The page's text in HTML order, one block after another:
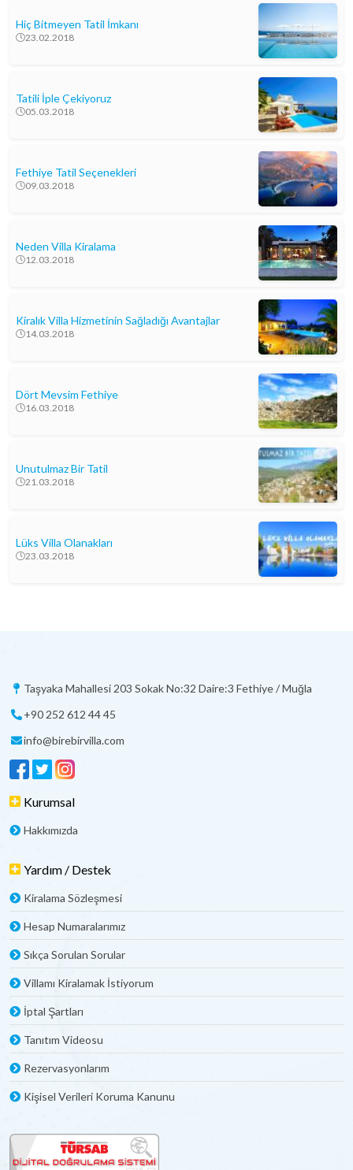
Hiç Bitmeyen Tatil İmkanı
23.02.2018
Tatili İple Çekiyoruz
05.03.2018
Fethiye Tatil Seçenekleri
09.03.2018
Neden Villa Kiralama
12.03.2018
Kiralık Villa Hizmetinin Sağladığı Avantajlar
14.03.2018
Dört Mevsim Fethiye
16.03.2018
Unutulmaz Bir Tatil
21.03.2018
Lüks Villa Olanakları
23.03.2018
Taşyaka Mahallesi 203 Sokak No:32 Daire:3 Fethiye / Muğla
+90 252 612 44 45
info@birebirvilla.com
Kurumsal
Hakkımızda
Yardım / Destek
Kiralama Sözleşmesi
Hesap Numaralarımız
Sıkça Sorulan Sorular
Villamı Kiralamak İstiyorum
İptal Şartları
Tanıtım Videosu
Rezervasyonlarım
Kişisel Verileri Koruma Kanunu